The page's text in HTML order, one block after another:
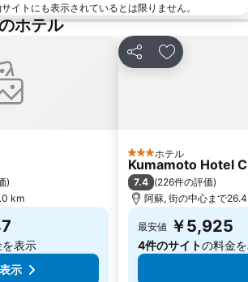
イトにも表示されているとは限りません。
ホテル
追加
)
km
表示
示
シェア お気に入りに
3 ホテルのランク
ホテル
Kumamoto Hotel
7.4 (226件の評価)
阿蘇, 街の中心まで
最安値 ￥5,925
4件のサイトの料金